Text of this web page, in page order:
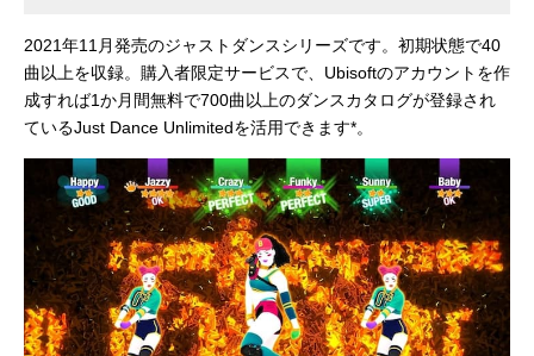
2021年11月発売のジャストダンスシリーズです。初期状態で40
曲以上を収録。購入者限定サービスで、Ubisoftのアカウントを作
成すれば1か月間無料で700曲以上のダンスカタログが登録され
ているJust Dance Unlimitedを活用できます*。